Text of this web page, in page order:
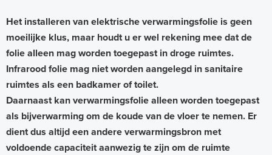
Het installeren van elektrische verwarmingsfolie is geen
moeilijke klus, maar houdt u er wel rekening mee dat de
folie alleen mag worden toegepast in droge ruimtes.
Infrarood folie mag niet worden aangelegd in sanitaire
ruimtes als een badkamer of toilet.
Daarnaast kan verwarmingsfolie alleen worden toegepast
als bijverwarming om de koude van de vloer te nemen. Er
dient dus altijd een andere verwarmingsbron met
voldoende capaciteit aanwezig te zijn om de ruimte